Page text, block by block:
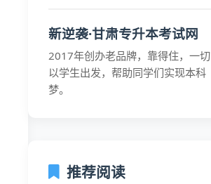
新逆袭·甘肃专升本考试网
2017年创办老品牌，靠得住，一切
以学生出发，帮助同学们实现本科
梦。
推荐阅读